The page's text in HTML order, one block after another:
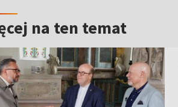
na ten temat